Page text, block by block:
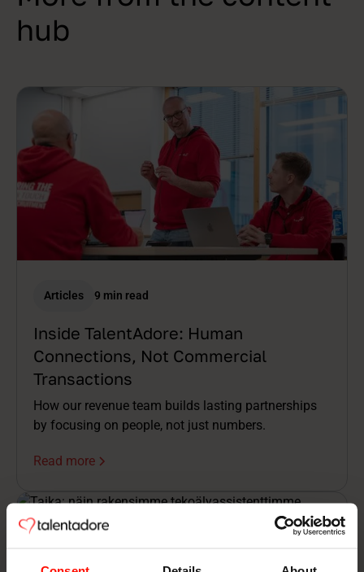
hub
Articles 9 min read
Inside TalentAdore: Human
Connections, Not Commercial
Transactions
How our revenue team builds lasting partnerships
by focusing on people, not just numbers.
Read more